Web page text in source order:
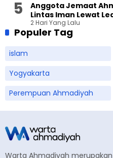
Anggota Jemaat
Lintas Iman Lewat
Festival di Yogyakarta
2 Hari Yang Lalu
Populer Tag
islam
Yogyakarta
Perempuan Ahmadiyah
Warta Ahmadiyah